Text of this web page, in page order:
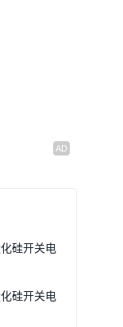
硅开关电
硅开关电